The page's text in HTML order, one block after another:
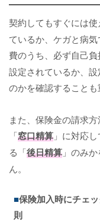
契約してもすぐには使
ているか、ケガと病
費のうち、必ず自己
設定されているか、
のかを確認することも
また、保険金の請求
「窓口精算 」に対応
る「後日精算 」のみ
ん。
保険加入時にチェ
則